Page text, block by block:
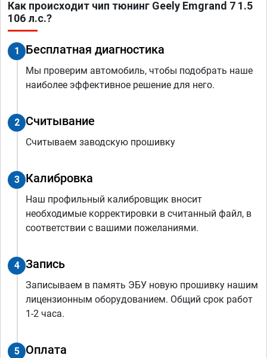
Как происходит чип тюнинг Geely Emgrand 7 1.5
106 л.с.?
1 Бесплатная диагностика
Мы проверим автомобиль, чтобы подобрать наше
наиболее эффективное решение для него.
2 Считывание
Считываем заводскую прошивку
3 Калибровка
Наш профильный калибровщик вносит
необходимые корректировки в считанный файл, в
соответствии с вашими пожеланиями.
4 Запись
Записываем в память ЭБУ новую прошивку нашим
лицензионным оборудованием. Общий срок работ
1-2 часа.
5 Оплата